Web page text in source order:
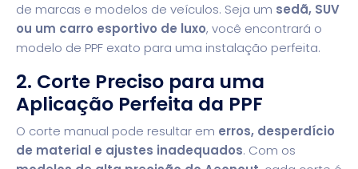
de marcas e modelos de veículos. Seja um sedã, SUV
ou um carro esportivo de luxo, você encontrará o
modelo de PPF exato para uma instalação perfeita.
2. Corte Preciso para uma
Aplicação Perfeita da PPF
O corte manual pode resultar em erros, desperdício
de material e ajustes inadequados. Com os